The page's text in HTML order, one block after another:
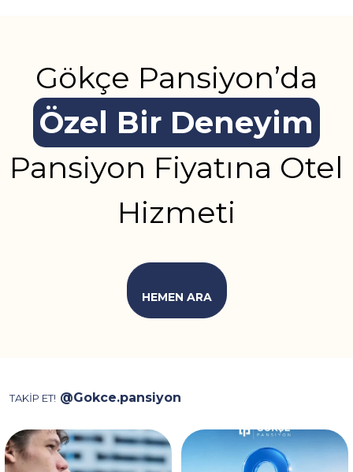
Gökçe Pansiyon’da
Özel Bir Deneyim
Pansiyon Fiyatına Otel
Hizmeti
HEMEN ARA
TAKİP ET! @Gokce.pansiyon
Video, ev kiralarken karşılaşılan
depozito, aidat...
İstanbul’da konaklama için
doğru noktadasınız! 📍✨